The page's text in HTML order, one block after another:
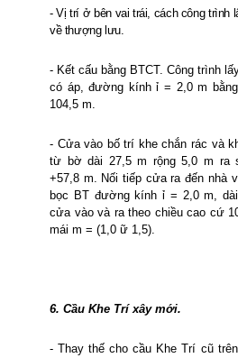
- Vị trí ở bên vai trái, cách công trình
về thượng lưu.
- Kết cấu bằng BTCT. Công trình
có áp, đường kính ỉ = 2,0 m
104,5 m.
- Cửa vào bố trí khe chắn rác và
từ bờ dài 27,5 m rộng 5,0 m ra
+57,8 m. Nối tiếp cửa ra đến nhà
bọc BT đường kính ỉ = 2,0 m, dài
cửa vào và ra theo chiều cao cứ
mái m = (1,0 ữ 1,5).
6. Cầu Khe Trí xây mới.
- Thay thế cho cầu Khe Trí cũ